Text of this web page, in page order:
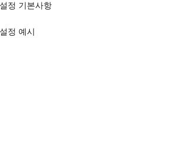
정 기본사항
정 예시